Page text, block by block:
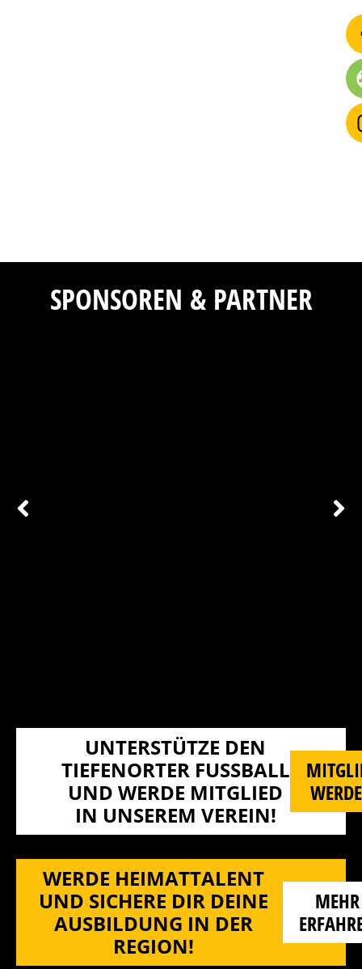
SPONSOREN & PARTNER
UNTERSTÜTZE DEN
TIEFENORTER FUSSBALL U
ND WERDE MITGLIED I
N UNSEREM VEREIN!
WERDE HEIMATTALENT
UND SICHERE DIR DEINE
AUSBILDUNG IN DER
REGION!
MEHR